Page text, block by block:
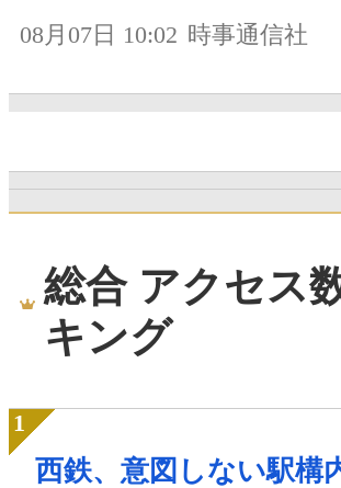
08月07日 10:02 時事通信社
総合 アクセス
キング
西鉄、意図しない駅構